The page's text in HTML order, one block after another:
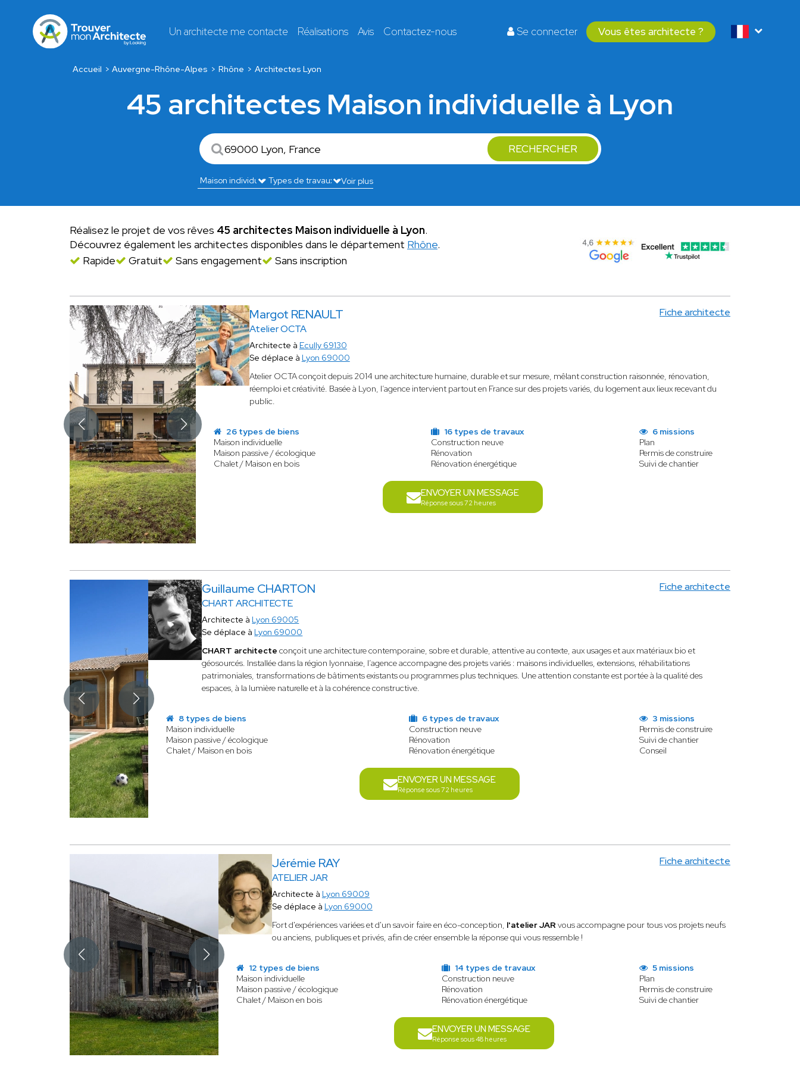
Un architecte me contacte Réalisations Avis Contactez-nous Se connecter Vous êtes architecte ?
Accueil Auvergne-Rhône-Alpes Rhône Architectes Lyon
45 architectes Maison individuelle à Lyon
RECHERCHER
Voir plus
Réalisez le projet de vos rêves 45 architectes Maison individuelle à Lyon.
Découvrez également les architectes disponibles dans le département Rhône.
Rapide
Gratuit Sans engagement Sans inscription
Margot RENAULT
Atelier OCTA
Fiche architecte
Architecte à Ecully 69130
Se déplace à Lyon 69000
Atelier OCTA conçoit depuis 2014 une architecture humaine, durable et sur mesure, mêlant construction raisonnée, rénovation,
réemploi et créativité. Basée à Lyon, l’agence intervient partout en France sur des projets variés, du logement aux lieux recevant du
public.
26 types de biens
Maison individuelle
Maison passive / écologique
Chalet / Maison en bois
16 types de travaux
Construction neuve
Rénovation
Rénovation énergétique
6 missions
Plan
Permis de construire
Suivi de chantier
ENVOYER UN MESSAGE
Réponse sous 72 heures
Guillaume CHARTON
CHART ARCHITECTE
Fiche architecte
Architecte à Lyon 69005
Se déplace à Lyon 69000
CHART architecteconçoit une architecture contemporaine, sobre et durable, attentive au contexte, aux usages et aux matériaux bio et
géosourcés. Installée dans la région lyonnaise, l’agence accompagne des projets variés : maisons individuelles, extensions, réhabilitations
patrimoniales, transformations de bâtiments existants ou programmes plus techniques. Une attention constante est portée à la qualité des
espaces, à la lumière naturelle et à la cohérence constructive.
8 types de biens
Maison individuelle
Maison passive / écologique
Chalet / Maison en bois
6 types de travaux
Construction neuve
Rénovation
Rénovation énergétique
3 missions
Permis de construire
Suivi de chantier
Conseil
ENVOYER UN MESSAGE
Réponse sous 72 heures
Jérémie RAY
ATELIER JAR
Fiche architecte
Architecte à Lyon 69009
Se déplace à Lyon 69000
Fort d'expériences variées et d'un savoir faire en éco-conception, l'atelier JAR vous accompagne pour tous vos projets neufs
ou anciens, publiques et privés, afin de créer ensemble la réponse qui vous ressemble !
12 types de biens
Maison individuelle
Maison passive / écologique
Chalet / Maison en bois
14 types de travaux
Construction neuve
Rénovation
Rénovation énergétique
5 missions
Plan
Permis de construire
Suivi de chantier
ENVOYER UN MESSAGE
Réponse sous 48 heures